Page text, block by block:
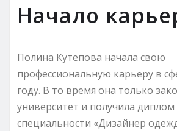
Начало
Полина Кутепова начала свою
профессиональную карьеру в
году. В то время она только
университет и получила диплом
специальности «Дизайнер